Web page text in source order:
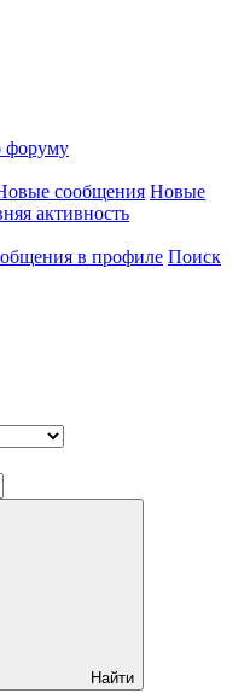
форуму
сообщения Новые
активность
в профиле Поиск
Найти